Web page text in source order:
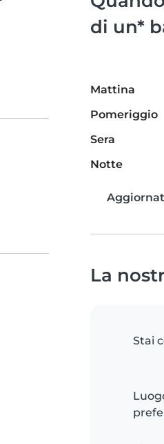
di un*
Mattina
Pomeriggio
Sera
Notte
La
Stai